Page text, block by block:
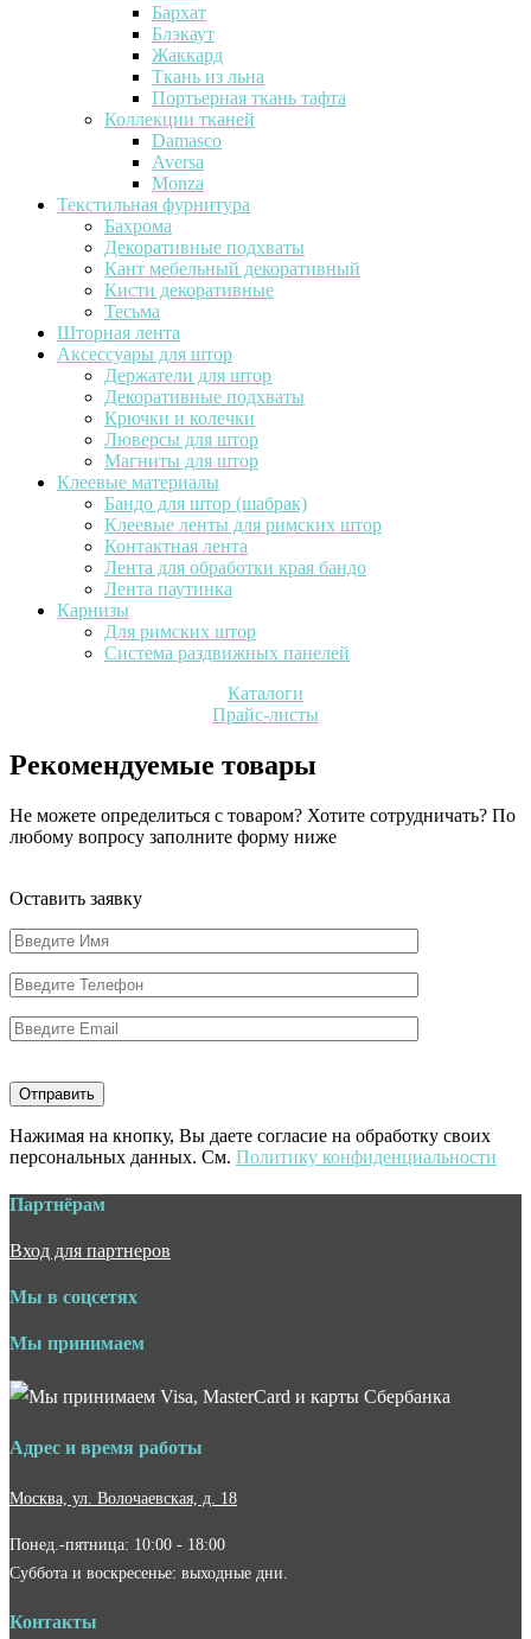
Бархат
Блэкаут
Жаккард
Ткань из льна
Портьерная ткань тафта
Коллекции тканей
Damasco
Aversa
Monza
Текстильная фурнитура
Бахрома
Декоративные подхваты
Кант мебельный декоративный
Кисти декоративные
Тесьма
Шторная лента
Аксессуары для штор
Держатели для штор
Декоративные подхваты
Крючки и колечки
Люверсы для штор
Магниты для штор
Клеевые материалы
Бандо для штор (шабрак)
Клеевые ленты для римских штор
Контактная лента
Лента для обработки края бандо
Лента паутинка
Карнизы
Для римских штор
Система раздвижных панелей
Каталоги
Прайс-листы
Рекомендуемые товары
Не можете определиться с товаром? Хотите сотрудничать? По
любому вопросу заполните форму ниже
Оставить заявку
Нажимая на кнопку, Вы даете согласие на обработку своих
персональных данных. См. Политику конфиденциальности
Партнёрам
Вход для партнеров
Мы в соцсетях
Мы принимаем
Адрес и время работы
Москва, ул. Волочаевская, д. 18
Понед.-пятница: 10:00 - 18:00
Суббота и воскресенье: выходные дни.
Контакты